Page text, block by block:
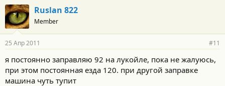
Ruslan 822
Member
25 Апр 2011 #11
я постоянно заправляю 92 на лукойле, пока не жалуюсь,
при этом постоянная езда 120. при другой заправке
машина чуть тупит